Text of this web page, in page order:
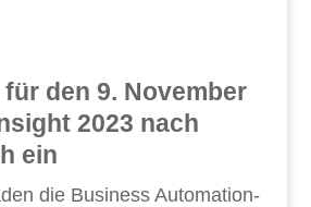
den 9. November
2023 nach
ein
die Business Automation-